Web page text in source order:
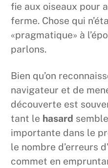
fie aux oiseaux pour
ferme. Chose qui
«pragmatique» à
parlons.
Bien qu’on
navigateur et de
découverte est
tant le hasard
importante dans le
le nombre d’erreurs
commet en